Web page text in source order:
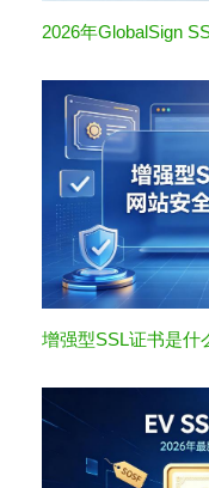
2026年GlobalSign
增强型SSL证书是什